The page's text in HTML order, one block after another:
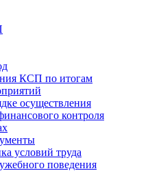
КСП по итогам
осуществления
контроля
условий труда
поведения